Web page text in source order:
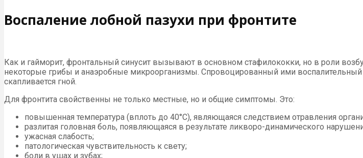
Воспаление лобной пазухи при фронтите
Как и гайморит, фронтальный синусит вызывают в основном стафилококки, но в роли
некоторые грибы и анаэробные микроорганизмы. Спровоцированный ими
скапливается гной.
Для фронтита свойственны не только местные, но и общие симптомы. Это:
повышенная температура (вплоть до 40°С), являющаяся следствием отравления
разлитая головная боль, появляющаяся в результате ликворо-динамического
ужасная слабость;
патологическая чувствительность к свету;
боли в ушах и зубах;